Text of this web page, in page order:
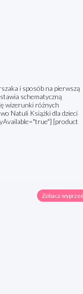
i sposób na pierwszą
schematyczną
wizerunki różnych
Natuli Książki dla dzieci
[product
Zobacz